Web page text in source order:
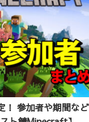
！ 参加者や期間など